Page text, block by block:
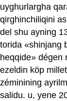
uyghurlargha
qirghinchiliqini
del shu ayning
torida «shinjang
heqqide» dégen
ezeldin köp
zéminining
salidu. u, yene